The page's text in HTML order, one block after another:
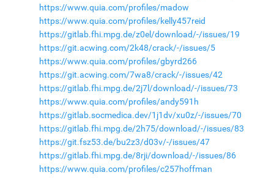
https://www.quia.com/profiles/madow
https://www.quia.com/profiles/kelly457reid
https://gitlab.fhi.mpg.de/z0el/download/-/issues/19
https://git.acwing.com/2k48/crack/-/issues/5
https://www.quia.com/profiles/gbyrd266
https://git.acwing.com/7wa8/crack/-/issues/42
https://gitlab.fhi.mpg.de/2j7l/download/-/issues/73
https://www.quia.com/profiles/andy591h
https://gitlab.socmedica.dev/1j1dv/xu0z/-/issues/70
https://gitlab.fhi.mpg.de/2h75/download/-/issues/83
https://git.fsz53.de/bu2z3/d03v/-/issues/47
https://gitlab.fhi.mpg.de/8rji/download/-/issues/86
https://www.quia.com/profiles/c257hoffman